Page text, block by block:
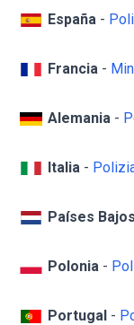
España -
Francia -
Alemania -
Italia -
Países Bajos
Polonia -
Portugal -